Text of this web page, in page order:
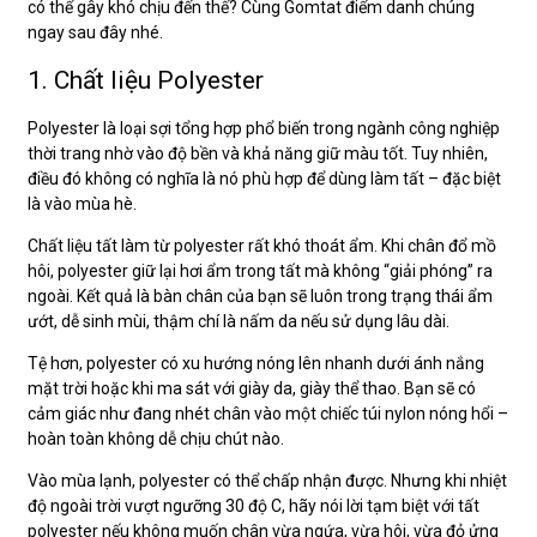
có thể gây khó chịu đến thế? Cùng Gomtat điểm danh chúng
ngay sau đây nhé.
1. Chất liệu Polyester
Polyester là loại sợi tổng hợp phổ biến trong ngành công nghiệp
thời trang nhờ vào độ bền và khả năng giữ màu tốt. Tuy nhiên,
điều đó không có nghĩa là nó phù hợp để dùng làm tất – đặc biệt
là vào mùa hè.
Chất liệu tất làm từ polyester rất khó thoát ẩm. Khi chân đổ mồ
hôi, polyester giữ lại hơi ẩm trong tất mà không “giải phóng” ra
ngoài. Kết quả là bàn chân của bạn sẽ luôn trong trạng thái ẩm
ướt, dễ sinh mùi, thậm chí là nấm da nếu sử dụng lâu dài.
Tệ hơn, polyester có xu hướng nóng lên nhanh dưới ánh nắng
mặt trời hoặc khi ma sát với giày da, giày thể thao. Bạn sẽ có
cảm giác như đang nhét chân vào một chiếc túi nylon nóng hổi –
hoàn toàn không dễ chịu chút nào.
Vào mùa lạnh, polyester có thể chấp nhận được. Nhưng khi nhiệt
độ ngoài trời vượt ngưỡng 30 độ C, hãy nói lời tạm biệt với tất
polyester nếu không muốn chân vừa ngứa, vừa hôi, vừa đỏ ửng